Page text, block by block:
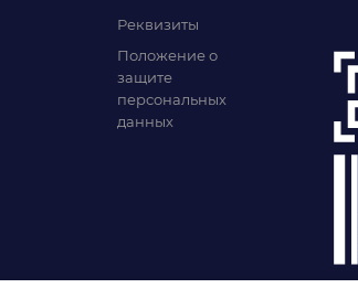
Реквизиты
Положение о
защите
персональных
данных